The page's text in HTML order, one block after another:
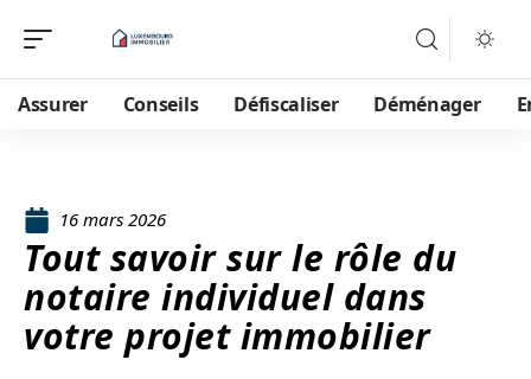
Assurer Conseils Défiscaliser Déménager
16 mars 2026
Tout savoir sur le rôle du
notaire individuel dans
votre projet immobilier